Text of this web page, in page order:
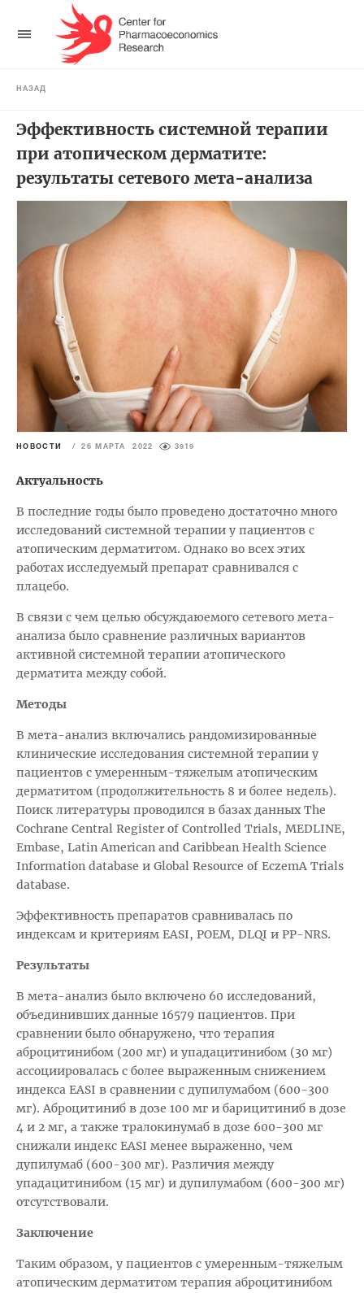
НАЗАД
Эффективность системной терапии
при атопическом дерматите:
результаты сетевого мета-анализа
НОВОСТИ / 26 МАРТА 2022 3919
Актуальность
В последние годы было проведено достаточно много
исследований системной терапии у пациентов с
атопическим дерматитом. Однако во всех этих
работах исследуемый препарат сравнивался с
плацебо.
В связи с чем целью обсуждаюемого сетевого мета-
анализа было сравнение различных вариантов
активной системной терапии атопического
дерматита между собой.
Методы
В мета-анализ включались рандомизированные
клинические исследования системной терапии у
пациентов с умеренным-тяжелым атопическим
дерматитом (продолжительность 8 и более недель).
Поиск литературы проводился в базах данных The
Cochrane Central Register of Controlled Trials, MEDLINE,
Embase, Latin American and Caribbean Health Science
Information database и Global Resource of EczemA Trials
database.
Эффективность препаратов сравнивалась по
индексам и критериям EASI, POEM, DLQI и PP-NRS.
Результаты
В мета-анализ было включено 60 исследований,
объединивших данные 16579 пациентов. При
сравнении было обнаружено, что терапия
аброцитинибом (200 мг) и упадацитинибом (30 мг)
ассоциировалась с более выраженным снижением
индекса EASI в сравнении с дупилумабом (600-300
мг). Аброцитиниб в дозе 100 мг и барицитиниб в дозе
4 и 2 мг, а также тралокинумаб в дозе 600-300 мг
снижали индекс EASI менее выраженно, чем
дупилумаб (600-300 мг). Различия между
упадацитинибом (15 мг) и дупилумабом (600-300 мг)
отсутствовали.
Заключение
Таким образом, у пациентов с умеренным-тяжелым
атопическим дерматитом терапия аброцитинибом